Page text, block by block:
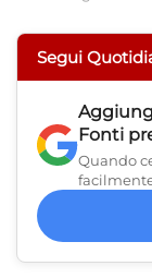
Segui
Fonti
Quando